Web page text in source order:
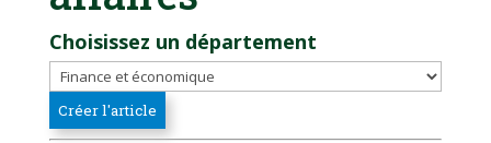
Choisissez un département